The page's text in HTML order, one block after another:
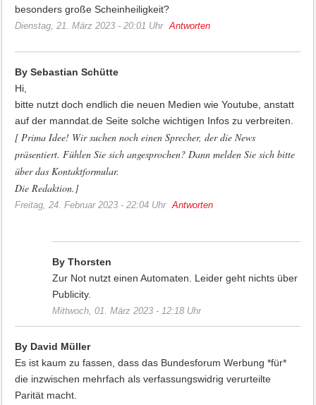
besonders große Scheinheiligkeit?
Dienstag, 21. März 2023 - 20:01 Uhr Antworten
By Sebastian Schütte
Hi,
bitte nutzt doch endlich die neuen Medien wie Youtube, anstatt
auf der manndat.de Seite solche wichtigen Infos zu verbreiten.
[ Prima Idee! Wir suchen noch einen Sprecher, der die News
präsentiert. Fühlen Sie sich angesprochen? Dann melden Sie sich bitte
über das Kontaktformular.
Die Redaktion.]
Freitag, 24. Februar 2023 - 22:04 Uhr Antworten
By Thorsten
Zur Not nutzt einen Automaten. Leider geht nichts über
Publicity.
Mittwoch, 01. März 2023 - 12:18 Uhr
By David Müller
Es ist kaum zu fassen, dass das Bundesforum Werbung *für*
die inzwischen mehrfach als verfassungswidrig verurteilte
Parität macht.